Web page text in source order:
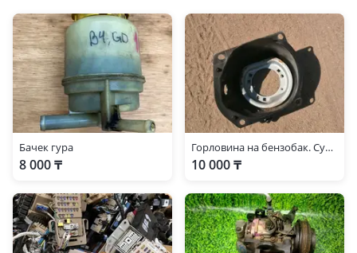
Бачек гура
8 000 ₸
Горловина на бензобак. Субару
10 000 ₸